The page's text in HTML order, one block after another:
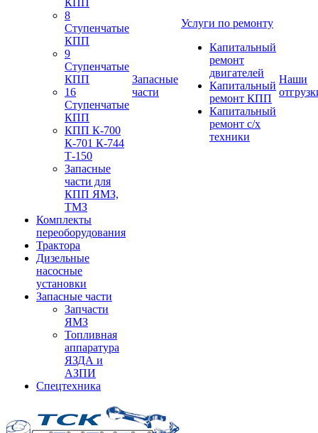
КПП
8
Ступенчатые
КПП
9
Ступенчатые
КПП
16
Ступенчатые
КПП
КПП К-700
К-701 К-744
Т-150
Запасные
части для
КПП ЯМЗ,
ТМЗ
Комплекты
переоборудования
Трактора
Дизельные
насосные
установки
Запасные части
Запчасти
ЯМЗ
Топливная
аппаратура
ЯЗДА и
АЗПИ
Спецтехника
Запасные
части
Услуги по ремонту
Капитальный
ремонт
двигателей
Капитальный
ремонт КПП
Капитальный
ремонт с/х
техники
Наши